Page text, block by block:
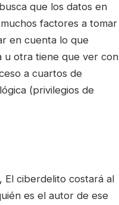
que los datos en
factores a tomar
en cuenta lo que
u otra tiene que ver con
a cuartos de
(privilegios de
El ciberdelito costará al
es el autor de ese